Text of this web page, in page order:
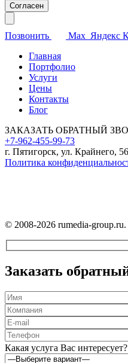
Согласен
Позвонить Max Яндекс
Главная
Портфолио
Услуги
Цены
Контакты
Блог
ЗАКАЗАТЬ ОБРАТНЫЙ
+7-962-455-99-73
г. Пятигорск, ул. Крайнего,
Политика
© 2008-2026 rumedia-
Прокрутка
Заказать
Оставьте
это
Какая услуга Вас интересует?